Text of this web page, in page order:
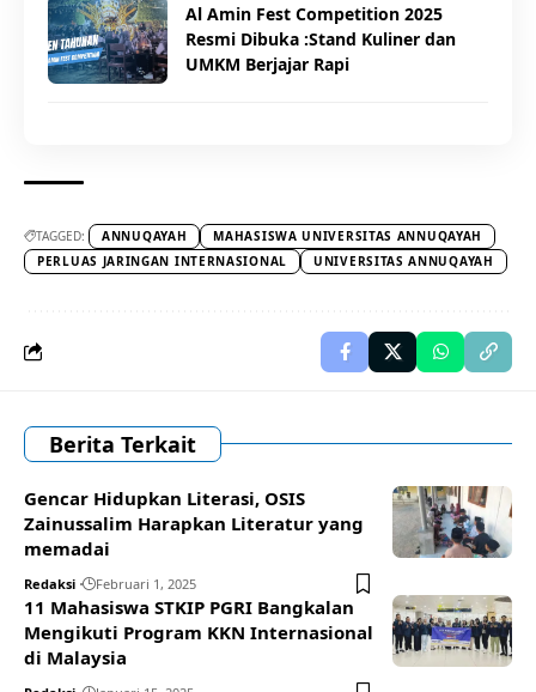
Al Amin Fest Competition 2025
Resmi Dibuka :Stand Kuliner dan
UMKM Berjajar Rapi
TAGGED: ANNUQAYAH
MAHASISWA UNIVERSITAS ANNUQAYAH
PERLUAS JARINGAN INTERNASIONAL
UNIVERSITAS ANNUQAYAH
Berita Terkait
Gencar Hidupkan Literasi, OSIS
Zainussalim Harapkan Literatur yang
memadai
Redaksi Februari 1, 2025
11 Mahasiswa STKIP PGRI Bangkalan
Mengikuti Program KKN Internasional
di Malaysia